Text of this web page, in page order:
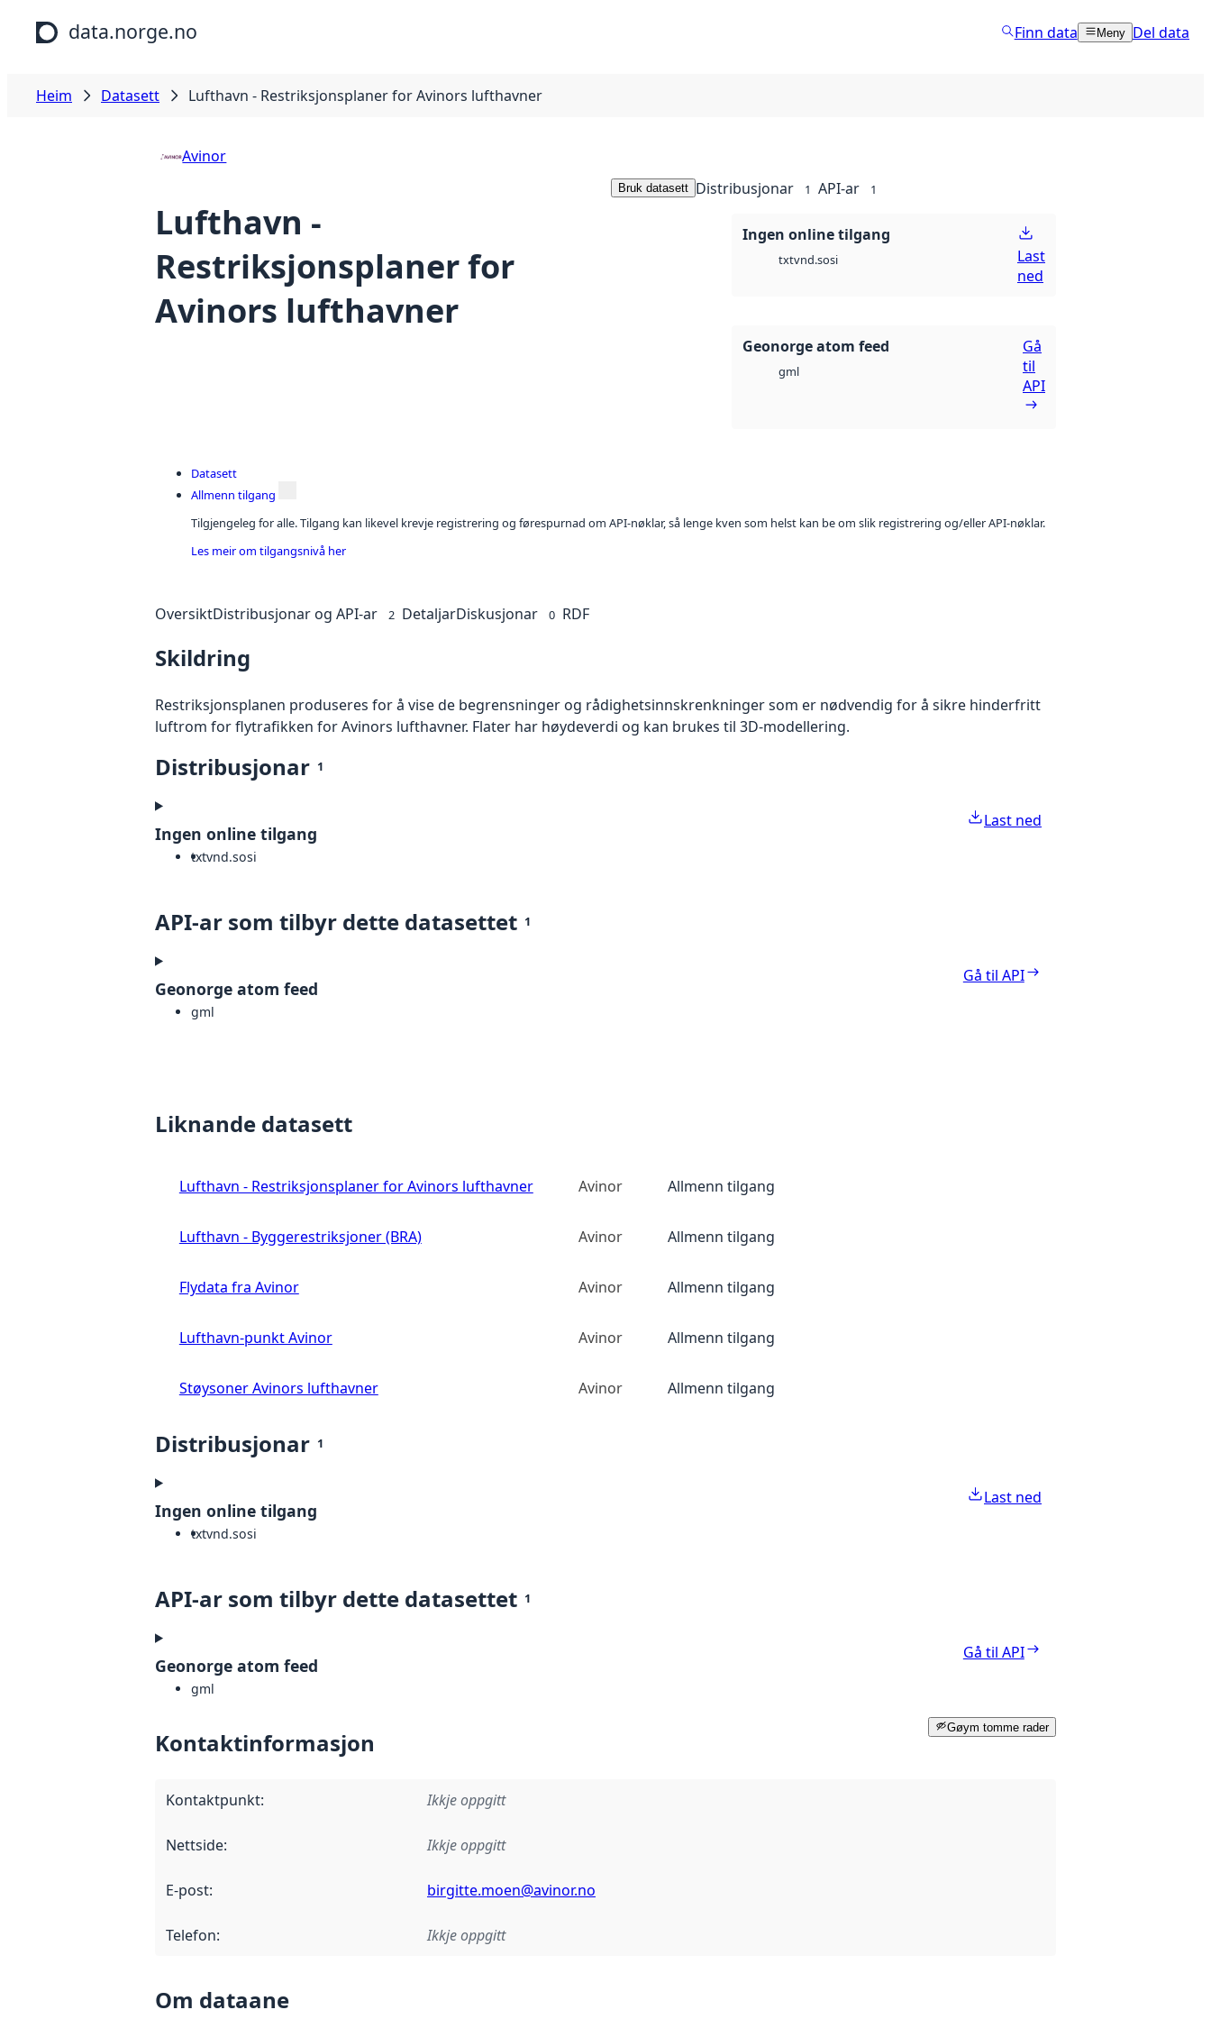
Hopp til hovudinnhald
data.norge.no Finn data Meny Del data
Heim Datasett Lufthavn - Restriksjonsplaner for Avinors lufthavner
Avinor
Lufthavn -
Restriksjonsplaner for
Avinors lufthavner
Bruk datasett Distribusjonar 1 API-ar 1
Ingen online tilgang
txtvnd.sosi
Last
ned
Geonorge atom feed
gml
Gå
til
API
Datasett
Allmenn tilgang
Tilgjengeleg for alle. Tilgang kan likevel krevje registrering og førespurnad om API-nøklar, så lenge kven som helst kan be om slik registrering og/eller API-nøklar.
Les meir om tilgangsnivå her
OversiktDistribusjonar og API-ar 2 DetaljarDiskusjonar 0 RDF
Skildring
Restriksjonsplanen produseres for å vise de begrensninger og rådighetsinnskrenkninger som er nødvendig for å sikre hinderfritt
luftrom for flytrafikken for Avinors lufthavner. Flater har høydeverdi og kan brukes til 3D-modellering.
Distribusjonar 1
Ingen online tilgang
txtvnd.sosi
Last ned
API-ar som tilbyr dette datasettet 1
Geonorge atom feed
gml
Gå til API
Liknande datasett
Lufthavn - Restriksjonsplaner for Avinors lufthavner Avinor Allmenn tilgang
Lufthavn - Byggerestriksjoner (BRA) Avinor Allmenn tilgang
Flydata fra Avinor Avinor Allmenn tilgang
Lufthavn-punkt Avinor Avinor Allmenn tilgang
Støysoner Avinors lufthavner Avinor Allmenn tilgang
Distribusjonar 1
Ingen online tilgang
txtvnd.sosi
Last ned
API-ar som tilbyr dette datasettet 1
Geonorge atom feed
gml
Gå til API
Gøym tomme rader
Kontaktinformasjon
Kontaktpunkt: Ikkje oppgitt
Nettside: Ikkje oppgitt
E-post: birgitte.moen@avinor.no
Telefon: Ikkje oppgitt
Om dataane